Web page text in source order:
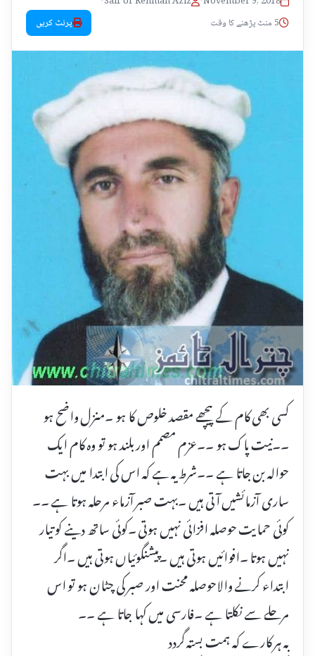
5 منٹ پڑھنے کا وقت
پرنٹ کریں
کسی بھی کام کے پیچھے مقصد خلوص کا ہو ۔منزل واضح ہو
۔۔نیت پاک ہو ۔۔عزم مصمم اور بلند ہو تو وہ کام ایک
حوالہ بن جاتا ہے ۔۔شرط یہ ہے کہ اس کی ابتدا میں بہت
ساری آزمائشیں آتی ہیں ۔بہت صبر آزماء مرحلہ ہوتا ہے ۔۔
کوئی حمایت حوصلہ افزائی نہیں ہوتی ۔کوئی ساتھ دینے کو تیار
نہیں ہوتا ۔افوائیں ہوتی ہیں ۔پیشنگوئیاں ہوتی ہیں ۔اگر
ابتداء کرنے والاحوصلہ محنت اور صبر کی چٹان ہو تو اس
مرحلے سے نکلتا ہے ۔فارسی میں کہا جاتا ہے ۔۔
بہ ہر کارے کہ ہمت بستہ گردد